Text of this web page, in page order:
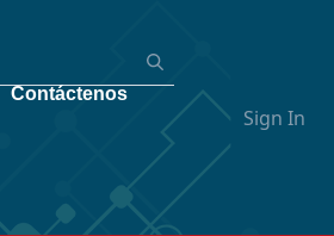
Sign In
Contáctenos